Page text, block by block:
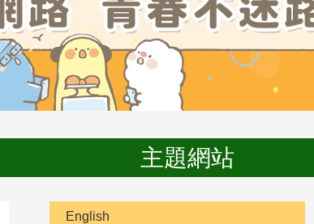
主題網站
English